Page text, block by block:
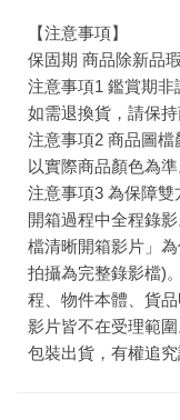
【注意事項】
保固期 商品除新品
注意事項1 鑑賞期非
如需退換貨，請保
注意事項2 商品圖檔
以實際商品顏色為準
注意事項3 為保障
開箱過程中全程錄
檔清晰開箱影片」
拍攝為完整錄影檔)
程、物件本體、貨
影片皆不在受理範
包裝出貨，有權追究